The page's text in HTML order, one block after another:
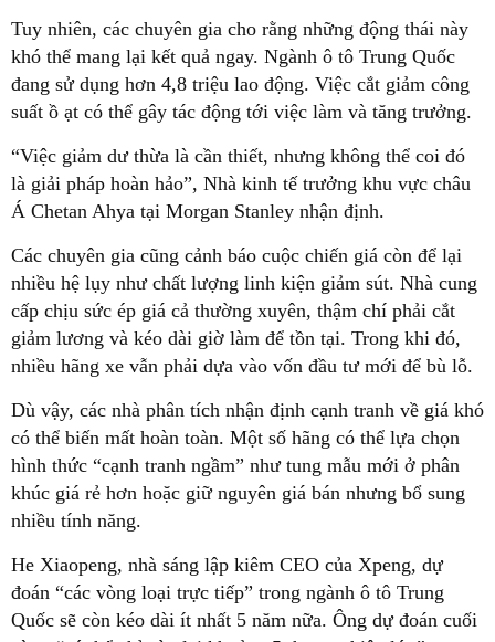
Tuy nhiên, các chuyên gia cho rằng những động thái này
khó thể mang lại kết quả ngay. Ngành ô tô Trung Quốc
đang sử dụng hơn 4,8 triệu lao động. Việc cắt giảm công
suất ồ ạt có thể gây tác động tới việc làm và tăng trưởng.
“Việc giảm dư thừa là cần thiết, nhưng không thể coi đó
là giải pháp hoàn hảo”, Nhà kinh tế trưởng khu vực châu
Á Chetan Ahya tại Morgan Stanley nhận định.
Các chuyên gia cũng cảnh báo cuộc chiến giá còn để lại
nhiều hệ lụy như chất lượng linh kiện giảm sút. Nhà cung
cấp chịu sức ép giá cả thường xuyên, thậm chí phải cắt
giảm lương và kéo dài giờ làm để tồn tại. Trong khi đó,
nhiều hãng xe vẫn phải dựa vào vốn đầu tư mới để bù lỗ.
Dù vậy, các nhà phân tích nhận định cạnh tranh về giá khó
có thể biến mất hoàn toàn. Một số hãng có thể lựa chọn
hình thức “cạnh tranh ngầm” như tung mẫu mới ở phân
khúc giá rẻ hơn hoặc giữ nguyên giá bán nhưng bổ sung
nhiều tính năng.
He Xiaopeng, nhà sáng lập kiêm CEO của Xpeng, dự
đoán “các vòng loại trực tiếp” trong ngành ô tô Trung
Quốc sẽ còn kéo dài ít nhất 5 năm nữa. Ông dự đoán cuối